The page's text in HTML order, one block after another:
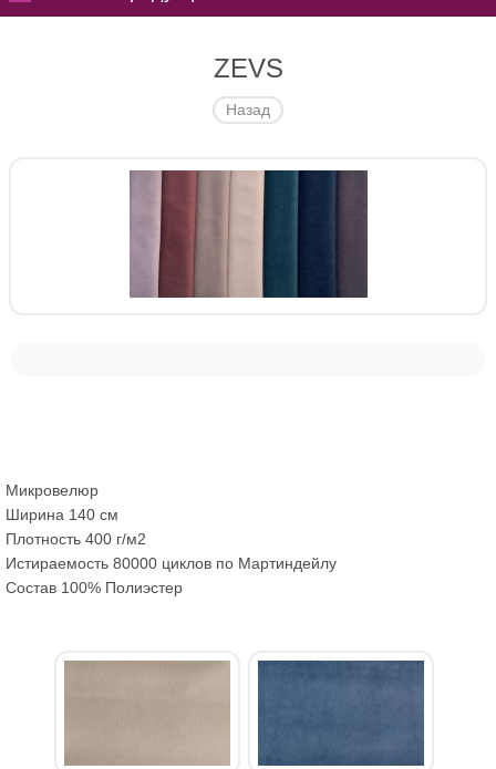
ZEVS
Микровелюр
Ширина 140 см
Плотность 400 г/м2
Истираемость 80000 циклов по Мартиндейлу
Состав 100% Полиэстер